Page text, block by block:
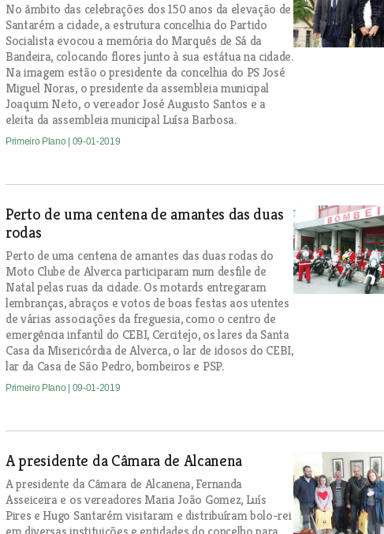
No âmbito das celebrações dos 150 anos da elevação de
Santarém a cidade, a estrutura concelhia do Partido
Socialista evocou a memória do Marquês de Sá da
Bandeira, colocando flores junto à sua estátua na cidade.
Na imagem estão o presidente da concelhia do PS José
Miguel Noras, o presidente da assembleia municipal
Joaquim Neto, o vereador José Augusto Santos e a
eleita da assembleia municipal Luísa Barbosa.
Primeiro Plano | 09-01-2019
Perto de uma centena de amantes das duas
rodas
Perto de uma centena de amantes das duas rodas do
Moto Clube de Alverca participaram num desfile de
Natal pelas ruas da cidade. Os motards entregaram
lembranças, abraços e votos de boas festas aos utentes
de várias associações da freguesia, como o centro de
emergência infantil do CEBI, Cercitejo, os lares da Santa
Casa da Misericórdia de Alverca, o lar de idosos do CEBI,
lar da Casa de São Pedro, bombeiros e PSP.
Primeiro Plano | 09-01-2019
A presidente da Câmara de Alcanena
A presidente da Câmara de Alcanena, Fernanda
Asseiceira e os vereadores Maria João Gomez, Luís
Pires e Hugo Santarém visitaram e distribuíram bolo-rei